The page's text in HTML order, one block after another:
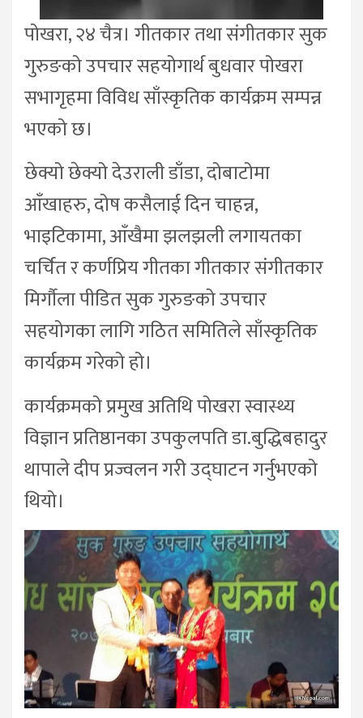
पोखरा, २४ चैत्र। गीतकार तथा संगीतकार सुक
गुरुङको उपचार सहयोगार्थ बुधवार पोखरा
सभागृहमा विविध साँस्कृतिक कार्यक्रम सम्पन्न
भएको छ।
छेक्यो छेक्यो देउराली डाँडा, दोबाटोमा
आँखाहरु, दोष कसैलाई दिन चाहन्न,
भाइटिकामा, आँखैमा झलझली लगायतका
चर्चित र कर्णप्रिय गीतका गीतकार संगीतकार
मिर्गौला पीडित सुक गुरुङको उपचार
सहयोगका लागि गठित समितिले साँस्कृतिक
कार्यक्रम गरेको हो।
कार्यक्रमको प्रमुख अतिथि पोखरा स्वास्थ्य
विज्ञान प्रतिष्ठानका उपकुलपति डा.बुद्धिबहादुर
थापाले दीप प्रज्वलन गरी उद्घाटन गर्नुभएको
थियो।